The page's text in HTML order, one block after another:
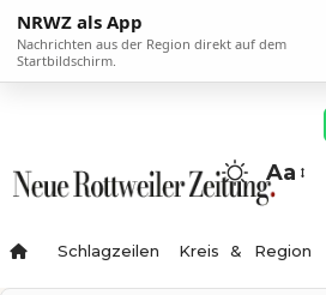
NRWZ als App
Nachrichten aus der Region direkt auf dem
Startbildschirm.
Aa
Schlagzeilen Kreis & Region